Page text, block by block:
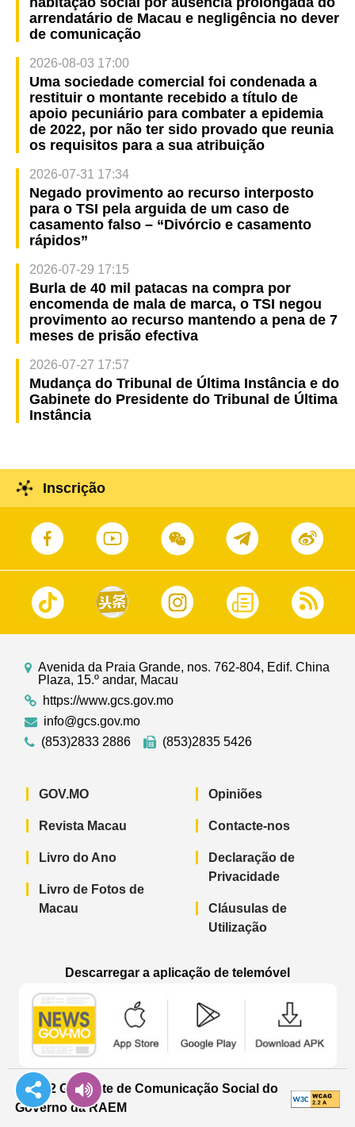
arrendatário de Macau e negligência no dever
de comunicação
2026-08-03 17:00
Uma sociedade comercial foi condenada a
restituir o montante recebido a título de
apoio pecuniário para combater a epidemia
de 2022, por não ter sido provado que reunia
os requisitos para a sua atribuição
2026-07-31 17:34
Negado provimento ao recurso interposto
para o TSI pela arguida de um caso de
casamento falso – “Divórcio e casamento
rápidos”
2026-07-29 17:15
Burla de 40 mil patacas na compra por
encomenda de mala de marca, o TSI negou
provimento ao recurso mantendo a pena de 7
meses de prisão efectiva
2026-07-27 17:57
Mudança do Tribunal de Última Instância e do
Gabinete do Presidente do Tribunal de Última
Instância
Inscrição
Avenida da Praia Grande, nos. 762-804, Edif. China
Plaza, 15.º andar, Macau
https://www.gcs.gov.mo
info@gcs.gov.mo
(853)2833 2886
(853)2835 5426
GOV.MO
Revista Macau
Livro do Ano
Livro de Fotos de
Macau
Opiniões
Contacte-nos
Declaração de
Privacidade
Cláusulas de
Utilização
Descarregar a aplicação de telemóvel
© 2022 Gabinete de Comunicação Social do
Governo da RAEM